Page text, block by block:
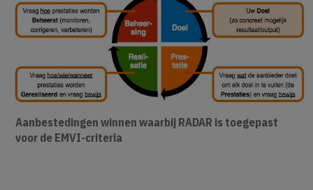
Aanbestedingen winnen waarbij RADAR is toegepast
voor de EMVI-criteria